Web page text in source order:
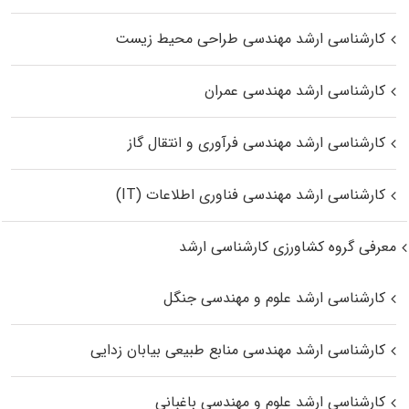
کارشناسی ارشد مهندسی طراحی محیط زیست
کارشناسی ارشد مهندسی عمران
کارشناسی ارشد مهندسی فرآوری و انتقال گاز
کارشناسی ارشد مهندسی فناوری اطلاعات (IT)
معرفی گروه کشاورزی کارشناسی ارشد
کارشناسی ارشد علوم و مهندسی جنگل
کارشناسی ارشد مهندسی منابع طبیعی بیابان زدایی
کارشناسی ارشد علوم و مهندسی باغبانی